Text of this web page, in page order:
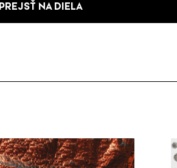
PREJSŤ NA DIELA